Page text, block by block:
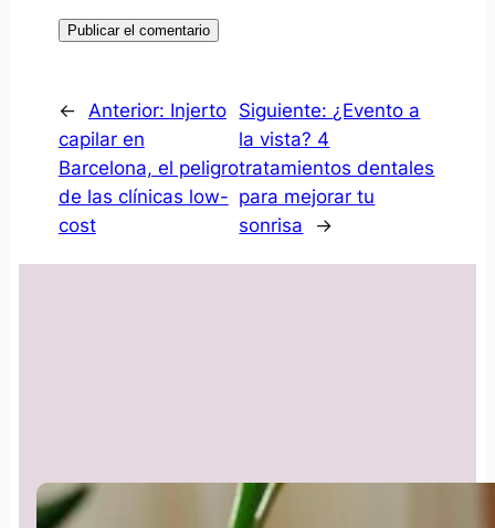
← Anterior: Injerto
capilar en
Barcelona, el peligro
de las clínicas low-
cost
Siguiente: ¿Evento a
la vista? 4
tratamientos dentales
para mejorar tu
sonrisa
→